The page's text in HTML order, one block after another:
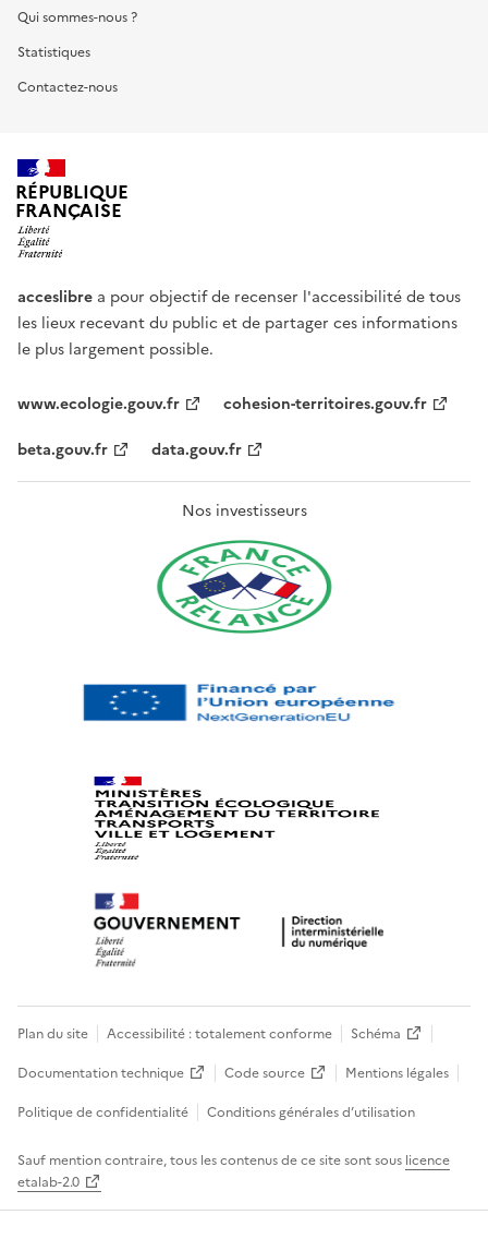
Qui sommes-nous ?
Statistiques
Contactez-nous
RÉPUBLIQUE
FRANÇAISE
acceslibre a pour objectif de recenser l'accessibilité de tous
les lieux recevant du public et de partager ces informations
le plus largement possible.
www.ecologie.gouv.fr
cohesion-territoires.gouv.fr
beta.gouv.fr
data.gouv.fr
Nos investisseurs
Plan du site Accessibilité : totalement conforme
Schéma
Documentation technique
Code source
Mentions légales
Politique de confidentialité
Conditions générales d’utilisation
Sauf mention contraire, tous les contenus de ce site sont sous licence
etalab-2.0